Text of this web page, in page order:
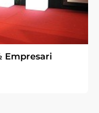
Empresari